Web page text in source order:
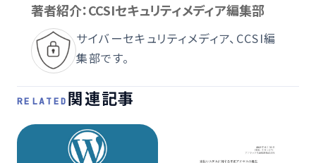
著者紹介：CCSIセキュリティメディア編集部
サイバーセキュリティメディア、CCSI編
集部です。
RELATED 関連記事